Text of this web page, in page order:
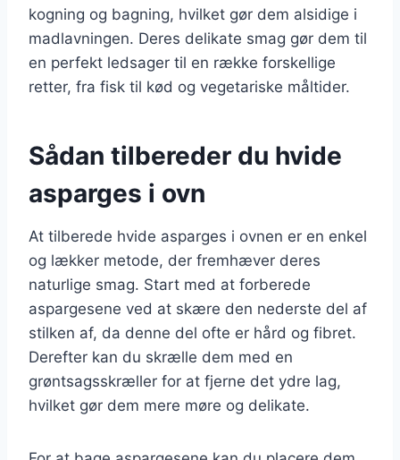
kogning og bagning, hvilket gør dem alsidige i
madlavningen. Deres delikate smag gør dem til
en perfekt ledsager til en række forskellige
retter, fra fisk til kød og vegetariske måltider.
Sådan tilbereder du hvide
asparges i ovn
At tilberede hvide asparges i ovnen er en enkel
og lækker metode, der fremhæver deres
naturlige smag. Start med at forberede
aspargesene ved at skære den nederste del af
stilken af, da denne del ofte er hård og fibret.
Derefter kan du skrælle dem med en
grøntsagsskræller for at fjerne det ydre lag,
hvilket gør dem mere møre og delikate.